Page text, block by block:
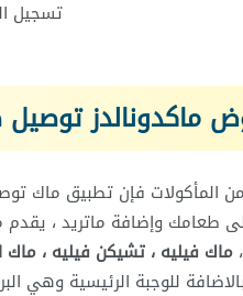
تسجيل
ماكدونالدز توصيل
المأكولات فإن تطبيق ماك
طعامك وإضافة ماتريد ، يقدم
ماك فيليه ، تشيكن فيليه ، ماك
للوجبة الرئيسية وهي